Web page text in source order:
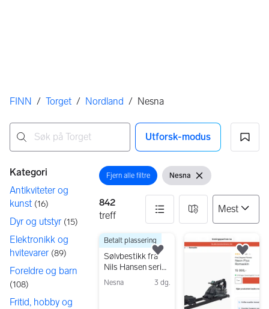
Her er du
FINN / Torget / Nordland / Nesna
Utforsk-modus
Filtre
Kategori
Antikviteter og
kunst (16)
Dyr og utstyr (15)
Elektronikk og
hvitevarer (89)
Foreldre og barn
(108)
Fritid, hobby og
Åpne filter
Fjern alle filtre Vis filter
Nesna
Fjern filter
842
treff
842 resultater
250 kr
Sølvbestikk fra
Nils Hansen serie
Romase 830S
Nesna 3 dg.
Betalt plassering
Legg til som favoritt.